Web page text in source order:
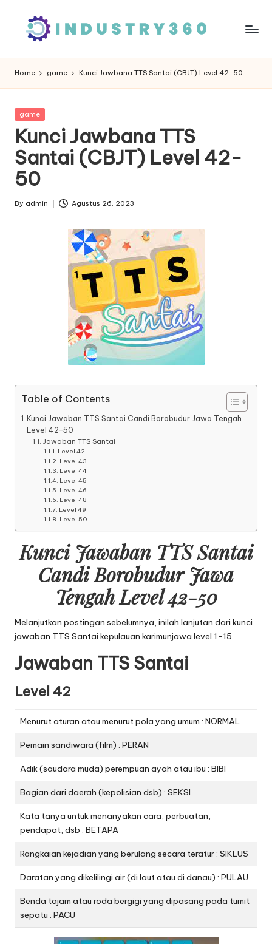
Home game Kunci Jawbana TTS Santai (CBJT) Level 42-50
Posted
game
Kunci Jawbana TTS
Santai (CBJT) Level 42-
50
Posted
By admin Agustus 26, 2023
Table of Contents
Kunci Jawaban TTS Santai Candi Borobudur Jawa Tengah
Level 42-50
Jawaban TTS Santai
Level 42
Level 43
Level 44
Level 45
Level 46
Level 48
Level 49
Level 50
Kunci Jawaban TTS Santai
Candi Borobudur Jawa
Tengah Level 42-50
Melanjutkan postingan sebelumnya, inilah lanjutan dari kunci
jawaban TTS Santai kepulauan karimunjawa level 1-15
Jawaban TTS Santai
Level 42
Menurut aturan atau menurut pola yang umum : NORMAL
Pemain sandiwara (film) : PERAN
Adik (saudara muda) perempuan ayah atau ibu : BIBI
Bagian dari daerah (kepolisian dsb) : SEKSI
Kata tanya untuk menanyakan cara, perbuatan,
pendapat, dsb : BETAPA
Rangkaian kejadian yang berulang secara teratur : SIKLUS
Daratan yang dikelilingi air (di laut atau di danau) : PULAU
Benda tajam atau roda bergigi yang dipasang pada tumit
sepatu : PACU